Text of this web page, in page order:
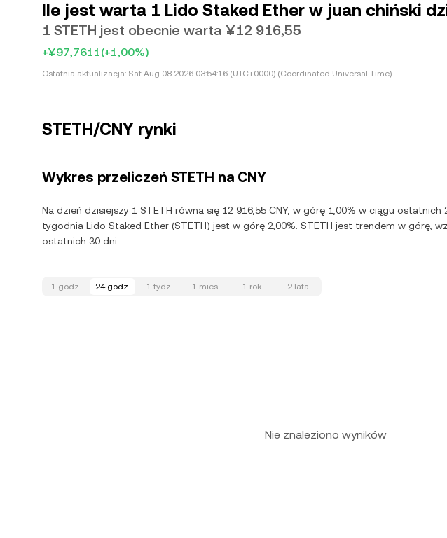
Ile jest warta 1 Lido Staked Ether w juan chiński
1 STETH jest obecnie warta ¥12 916,55
+¥97,7611(+1,00%)
Ostatnia aktualizacja: Sat Aug 08 2026 03:54:16 (UTC+0000) (Coordinated Universal Time)
STETH/CNY rynki
Wykres przeliczeń STETH na CNY
Na dzień dzisiejszy 1 STETH równa się 12 916,55 CNY, w górę 1,00% w ciągu
tygodnia Lido Staked Ether (STETH) jest w górę 2,00%. STETH jest trendem w górę,
ostatnich 30 dni.
1 godz. 24 godz. 1 tydz. 1 mies. 1 rok 2 lata
Nie znaleziono wyników